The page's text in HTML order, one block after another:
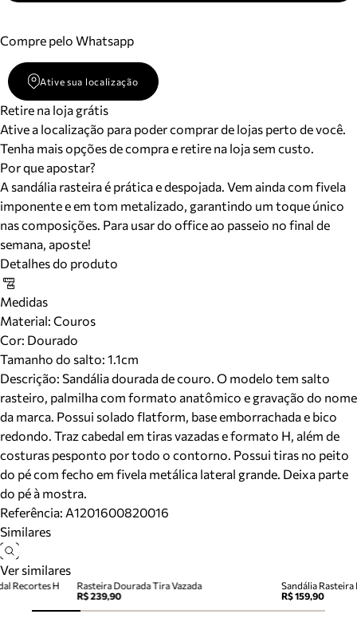
Compre pelo Whatsapp
Ative sua localização
Retire na loja grátis
Ative a localização para poder comprar de lojas perto de você.
Tenha mais opções de compra e retire na loja sem custo.
Por que apostar?
A sandália rasteira é prática e despojada. Vem ainda com fivela
imponente e em tom metalizado, garantindo um toque único
nas composições. Para usar do office ao passeio no final de
semana, aposte!
Detalhes do produto
Medidas
Material: Couros
Cor: Dourado
Tamanho do salto: 1.1cm
Descrição: Sandália dourada de couro. O modelo tem salto
rasteiro, palmilha com formato anatômico e gravação do nome
da marca. Possui solado flatform, base emborrachada e bico
redondo. Traz cabedal em tiras vazadas e formato H, além de
costuras pesponto por todo o contorno. Possui tiras no peito
do pé com fecho em fivela metálica lateral grande. Deixa parte
do pé à mostra.
Referência: A1201600820016
Similares
Ver similares
Rasteira Dourada Tira Vazada
R$ 239,90
Sandália
R$ 159,90
Recortes H